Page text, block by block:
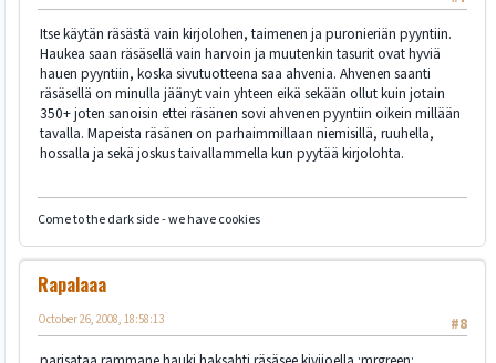
Itse käytän räsästä vain kirjolohen, taimenen ja puronieriän pyyntiin.
Haukea saan räsäsellä vain harvoin ja muutenkin tasurit ovat hyviä
hauen pyyntiin, koska sivutuotteena saa ahvenia. Ahvenen saanti
räsäsellä on minulla jäänyt vain yhteen eikä sekään ollut kuin jotain
350+ joten sanoisin ettei räsänen sovi ahvenen pyyntiin oikein millään
tavalla. Mapeista räsänen on parhaimmillaan niemisillä, ruuhella,
hossalla ja sekä joskus taivallammella kun pyytää kirjolohta.
Come to the dark side - we have cookies
Rapalaaa
#8
October 26, 2008, 18:58:13